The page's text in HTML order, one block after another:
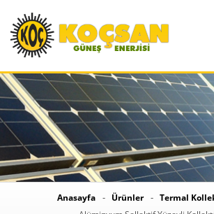
Anasayfa Ürünler
Termal